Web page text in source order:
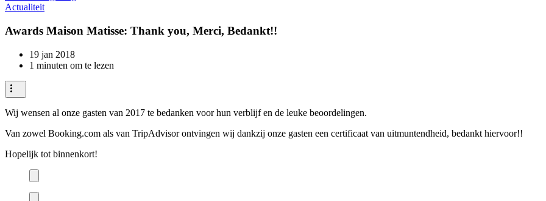
Actualiteit
Awards Maison Matisse: Thank you, Merci, Bedankt!!
19 jan 2018
1 minuten om te lezen
Wij wensen al onze gasten van 2017 te bedanken voor hun verblijf en de leuke beoordelingen.
Van zowel Booking.com als van TripAdvisor ontvingen wij dankzij onze gasten een certificaat van uitmuntendheid, bedankt hiervoor!!
Hopelijk tot binnenkort!